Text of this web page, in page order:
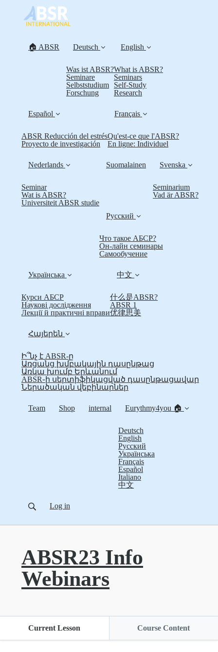
🏠 ABSR Deutsch
Was ist ABSR?
Seminare
Selbststudium
Forschung
English
What is ABSR?
Seminars
Self-Study
Research
Español
ABSR Reducción del estrés
Proyecto de investigación
Français
Qu'est-ce que l'ABSR?
En ligne: Individuel
Nederlands
Seminar
Wat is ABSR?
Universiteit ABSR studie
Suomalainen Svenska
Seminarium
Vad är ABSR?
Русский
Что такое АБСР?
Он-лайн семинары
Самообучение
Українська
Курси АБСР
Наукові дослідження
Лекції й практичні вправи
中文
什么是ABSR?
ABSR 1
优律思美
Հայերեն
Ի՞նչ է ABSR-ը
Առցանց խմբակային դասընթաց
Առկա խումբ Երևանում
ABSR֊ի սերտիֆիկացված դասընթացավար
Ներածական վեբինարներ
Team Shop internal Eurythmy4you 🏠
Deutsch
English
Русский
Українська
Français
Español
Italiano
中文
Log in
ABSR23 Info
Webinars
Current Lesson Course Content